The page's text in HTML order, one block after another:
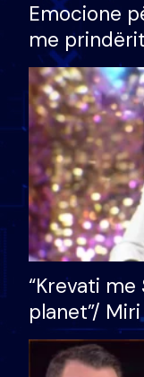
Emocione
me
divorci apo
“Krevati
planet”/
bukura në
mungojë